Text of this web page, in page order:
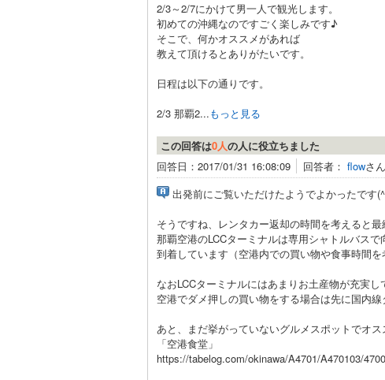
2/3～2/7にかけて男一人で観光します。
初めての沖縄なのですごく楽しみです♪
そこで、何かオススメがあれば
教えて頂けるとありがたいです。
日程は以下の通りです。
2/3 那覇2...もっと見る
この回答は0人の人に役立ちました
回答日：2017/01/31 16:08:09
回答者： flowさん
出発前にご覧いただけたようでよかったです
そうですね、レンタカー返却の時間を考えると
那覇空港のLCCターミナルは専用シャトルバス
到着しています（空港内での買い物や食事時間を
なおLCCターミナルにはあまりお土産物が充実し
空港でダメ押しの買い物をする場合は先に国内
あと、まだ挙がっていないグルメスポットでオス
「空港食堂」
https://tabelog.com/okinawa/A4701/A470103/